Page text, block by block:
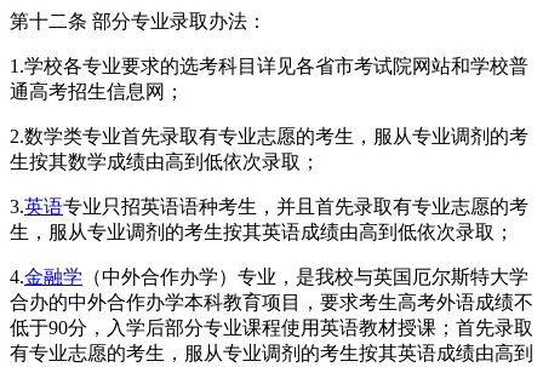
第十二条 部分专业录取办法：
1.学校各专业要求的选考科目详见各省市考试院网站和学校普
通高考招生信息网；
2.数学类专业首先录取有专业志愿的考生，服从专业调剂的考
生按其数学成绩由高到低依次录取；
3.英语专业只招英语语种考生，并且首先录取有专业志愿的考
生，服从专业调剂的考生按其英语成绩由高到低依次录取；
4.金融学 （中外合作办学）专业，是我校与英国厄尔斯特大学
合办的中外合作办学本科教育项目，要求考生高考外语成绩不
低于90分，入学后部分专业课程使用英语教材授课；首先录取
有专业志愿的考生，服从专业调剂的考生按其英语成绩由高到